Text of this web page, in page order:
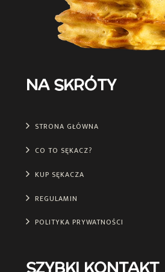
NA SKRÓTY
STRONA GŁÓWNA
CO TO SĘKACZ?
KUP SĘKACZA
REGULAMIN
POLITYKA PRYWATNOŚCI